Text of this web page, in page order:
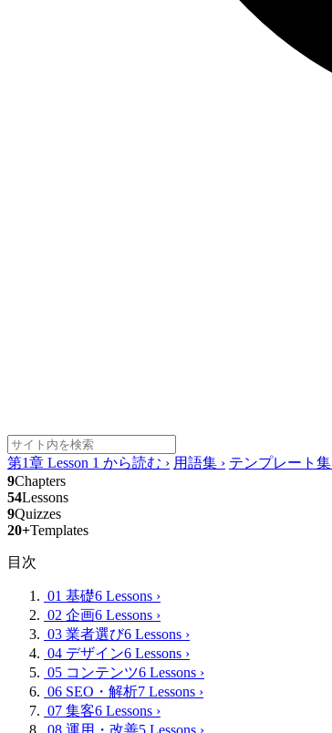
第1章 Lesson 1 から読む › 用語集 › テンプレート集
9Chapters
54Lessons
9Quizzes
20+Templates
目次
01 基礎6 Lessons ›
02 企画6 Lessons ›
03 業者選び6 Lessons ›
04 デザイン6 Lessons ›
05 コンテンツ6 Lessons ›
06 SEO・解析7 Lessons ›
07 集客6 Lessons ›
08 運用・改善5 Lessons ›